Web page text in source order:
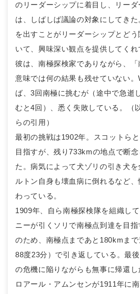
のリーダーシップに着目し、リー
は、しばしば議論の対象にしてき
を出すことがリーダーシップとど
いて、興味深い観点を提供してくれ
彼は、南極探検家でありながら、「
意味では何の結果も残せていない
ば、3回南極に挑むが（途中で急逝
むと4回）、悉く失敗している。（
らの引用）
最初の挑戦は1902年。スコットら
目指すが、残り733kmの地点で断
た。病気によって犬ゾリの引き犬
ルトン自身も壊血病に倒れるなど
わっている。
1909年、自ら南極探検隊を組織し
ニーが引くソリで南極点到達を目
のため、南極点まであと180kmま
88度23分）で引き返している。最
の危機に陥りながらも無事に帰還し
ロアール・アムンセンが1911年に